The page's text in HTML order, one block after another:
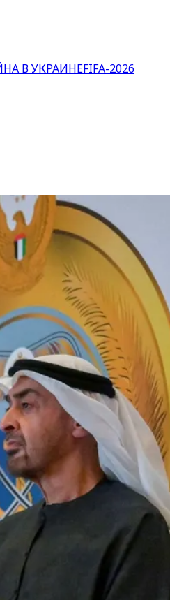
В УКРАИНЕFIFA-2026